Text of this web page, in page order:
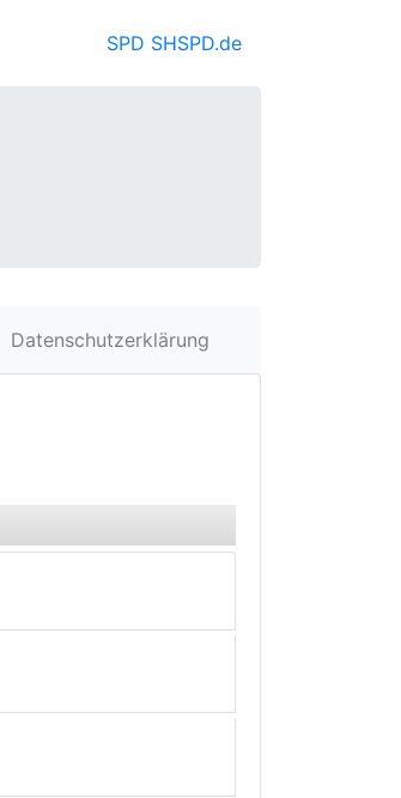
SPD SHSPD.de
Datenschutzerklärung